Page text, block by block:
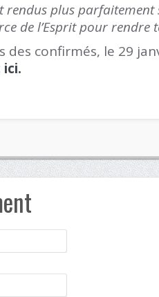
rendus plus
de l’Esprit pour rendre
des confirmés, le 29
ici.